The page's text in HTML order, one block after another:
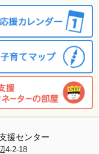
援センター
4-2-18